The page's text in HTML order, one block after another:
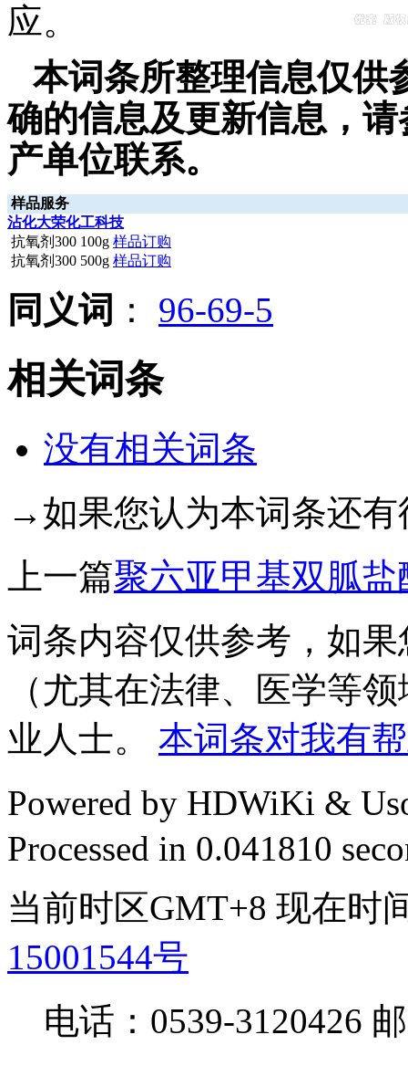
应。
本词条所整理信息仅供
确的信息及更新信息，
产单位联系。
样品服务
沾化大荣化工科技
抗氧剂300 100g 样品订购
抗氧剂300 500g 样品订购
同义词 ： 96-69-5
相关词条
没有相关词条
→如果您认为本词条还
上一篇聚六亚甲基双胍盐
词条内容仅供参考，如
（尤其在法律、医学等
业人士。
本词条对我有
Powered by HDWiKi &
Processed in 0.041810
当前时区GMT+8 现在时
15001544号
电话：0539-3120426